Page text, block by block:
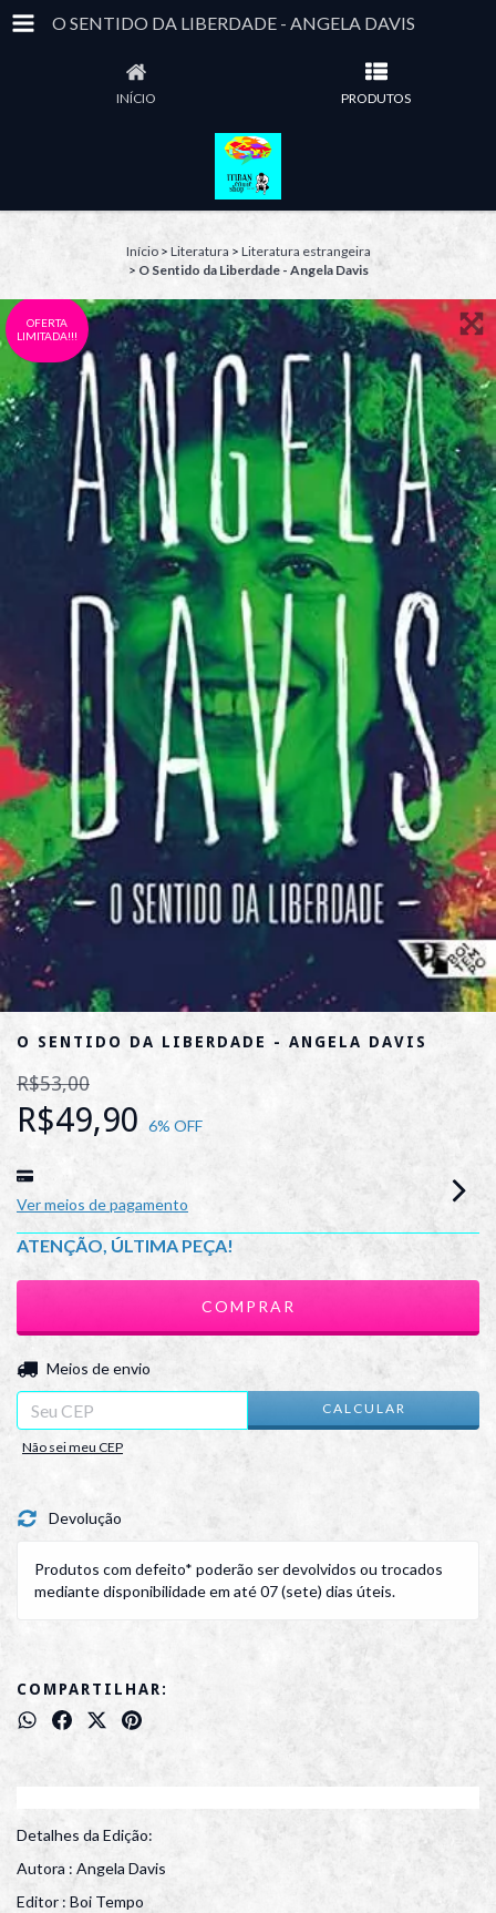
O SENTIDO DA LIBERDADE - ANGELA DAVIS
INÍCIO PRODUTOS
Início > Literatura > Literatura estrangeira
> O Sentido da Liberdade - Angela Davis
OFERTA
LIMITADA!!!
O SENTIDO DA LIBERDADE - ANGELA DAVIS
R$53,00
R$49,90 6% OFF
Ver meios de pagamento
ATENÇÃO, ÚLTIMA PEÇA!
Entregas para o CEP:
Meios de envio
CALCULAR
Não sei meu CEP
Devolução
Produtos com defeito* poderão ser devolvidos ou trocados
mediante disponibilidade em até 07 (sete) dias úteis.
COMPARTILHAR:
Detalhes da Edição:
Autora : Angela Davis
Editor : Boi Tempo